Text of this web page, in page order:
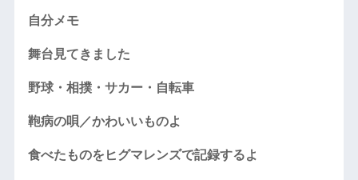
自分メモ
舞台見てきました
野球・相撲・サカー・自転車
鞄病の唄／かわいいものよ
食べたものをヒグマレンズで記録するよ